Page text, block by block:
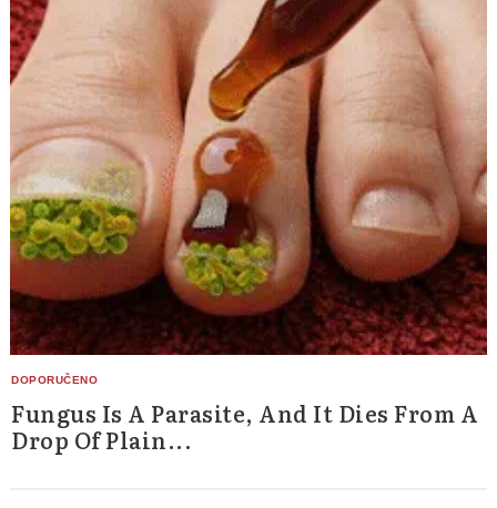
Fungus Is A Parasite, And It Dies From A
Drop Of Plain...